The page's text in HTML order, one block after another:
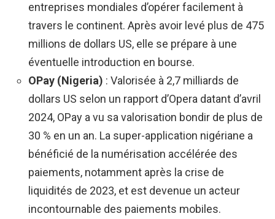
entreprises mondiales d’opérer facilement à
travers le continent. Après avoir levé plus de 475
millions de dollars US, elle se prépare à une
éventuelle introduction en bourse.
OPay (Nigeria) : Valorisée à 2,7 milliards de
dollars US selon un rapport d’Opera datant d’avril
2024, OPay a vu sa valorisation bondir de plus de
30 % en un an. La super-application nigériane a
bénéficié de la numérisation accélérée des
paiements, notamment après la crise de
liquidités de 2023, et est devenue un acteur
incontournable des paiements mobiles.